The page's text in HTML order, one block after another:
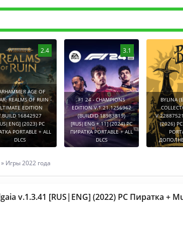
2.4
AGE OF
REALMS OF RUIN -
EDITION
16842927
(2023) PC
PORTABLE + ALL
DLCS
3.1
F1 24 - CHAMPIONS
EDITION V.1.21.1256962
(BUILDID 18983819)
[RUS|ENG + 11] (2024) PC
ПИРАТКА PORTABLE + ALL
DLCS
BYLINA
(2026)
» Игры 2022 года
v.1.3.41 [RUS|ENG] (2022) PC Пиратка +